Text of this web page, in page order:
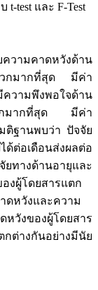
test และ F-Test
ามคาดหวังด้าน
วกมากที่สุด มีค่า
ความพึงพอใจด้าน
วกมากที่สุด มีค่า
ติฐานพบว่า ปัจจัย
ด้ต่อเดือนส่งผลต่อ
ทางด้านอายุและ
งผู้โดยสารแตก
ดหวังและความ
หวังของผู้โดยสาร
างกันอย่างมีนัย